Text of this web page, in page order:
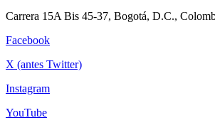
Carrera 15A Bis 45-37, Bogotá, D.C.,
Facebook
X (antes Twitter)
Instagram
YouTube